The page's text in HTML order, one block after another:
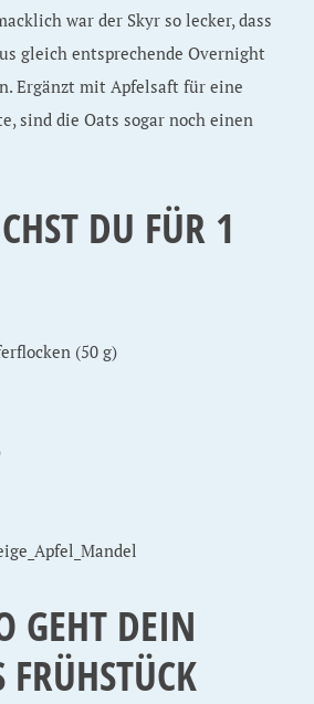
war der Skyr so lecker, dass
gleich entsprechende Overnight
Ergänzt mit Apfelsaft für eine
sind die Oats sogar noch einen
DU FÜR 1
(50 g)
GEHT DEIN
FRÜHSTÜCK